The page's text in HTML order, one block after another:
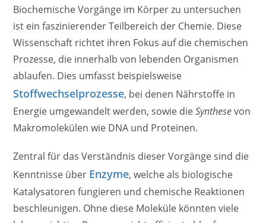
Biochemische Vorgänge im Körper zu untersuchen
ist ein faszinierender Teilbereich der Chemie. Diese
Wissenschaft richtet ihren Fokus auf die chemischen
Prozesse, die innerhalb von lebenden Organismen
ablaufen. Dies umfasst beispielsweise
Stoffwechselprozesse, bei denen Nährstoffe in
Energie umgewandelt werden, sowie dieSynthesevon
Makromolekülen wie DNA und Proteinen.
Zentral für das Verständnis dieser Vorgänge sind die
Kenntnisse über Enzyme, welche als biologische
Katalysatoren fungieren und chemische Reaktionen
beschleunigen. Ohne diese Moleküle könnten viele